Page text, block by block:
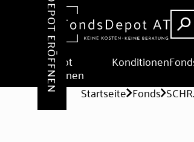
Depot
eröffnen
Konditionen
DEPOT ERÖFFNEN Startseite Fonds